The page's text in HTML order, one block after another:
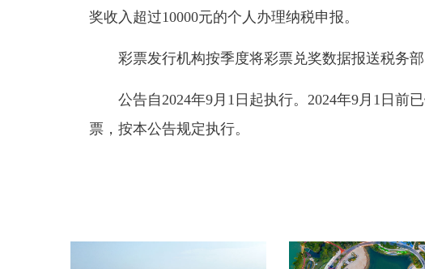
奖收入超过10000元的个人办理纳税申报。
彩票发行机构按季度将彩票兑奖数据报送税务部
公告自2024年9月1日起执行。2024年9月1日前
票，按本公告规定执行。